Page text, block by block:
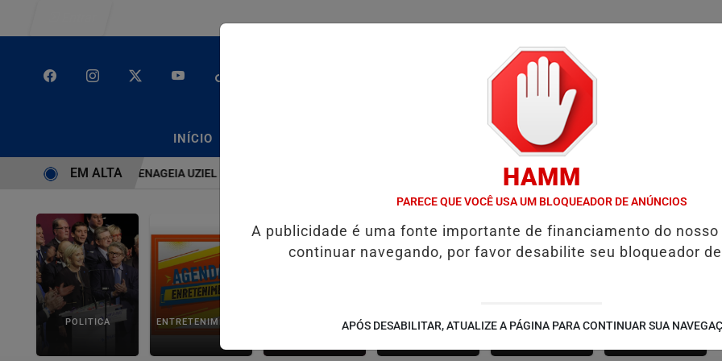
INÍCIO COLUNAS / EMPREGOS
É BRUTO” HOMENAGEIA UZIEL BUENO NO TERRAÇO MINEIRO D' GUST RECEBE MOACIR CALDAS E CAIQUE PIMENTA COM O
EM ALTA
POLITICA ENTRETENIMENTO SALVADOR AQUI! SÃO JOÃO 2.6
NOTÍCIAS
FUTEBOL
HAMM
PARECE QUE VOCÊ USA UM BLOQUEADOR DE ANÚNCIOS
A publicidade é uma fonte importante de financiamento do nosso
continuar navegando, por favor desabilite seu bloqueador
APÓS DESABILITAR, ATUALIZE A PÁGINA PARA CONTINUAR SUA